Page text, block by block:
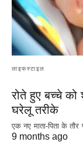
लाइफस्टाइल
रोते हुए बच्चे
घरेलू तरीके
एक नए माता-पिता के
9 months ago